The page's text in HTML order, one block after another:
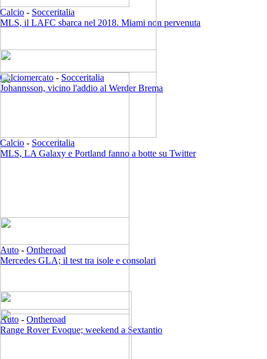
Calcio - Socceritalia
MLS, il LAFC sbarca nel 2018. Miami non pervenuta
Calciomercato - Socceritalia
Johannsson, vicino l'addio al Werder Brema
Calcio - Socceritalia
MLS, LA Galaxy e Portland fanno a botte su Twitter
Auto - Ontheroad
Mercedes GLA; il test tra isole e consolari
Auto - Ontheroad
Range Rover Evoque; weekend a Sextantio